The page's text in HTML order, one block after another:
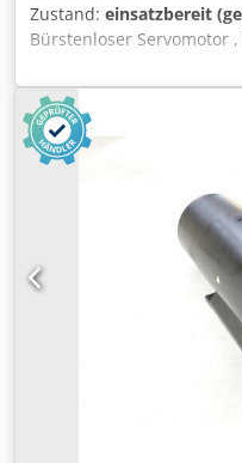
Zustand: einsatzbereit
Bürstenloser Servomotor
und getestet mit 12
funktionsfähig,
gelten nicht die
separat erfragen! Cjdpfx